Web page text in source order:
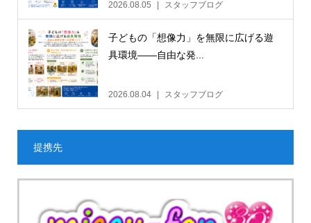
2026.08.05 スタッフブログ
子どもの「想像力」を無限に広げる遊
具環境——自由な発...
2026.08.04 スタッフブログ
提携先